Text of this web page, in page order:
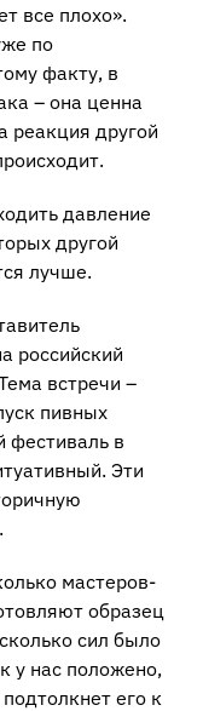
все плохо».
по
факту, в
– она ценна
реакция другой
давление
другой
лучше.
российский
встречи –
пивных
фестиваль в
Эти
мастеров-
образец
сил было
у нас положено,
его к